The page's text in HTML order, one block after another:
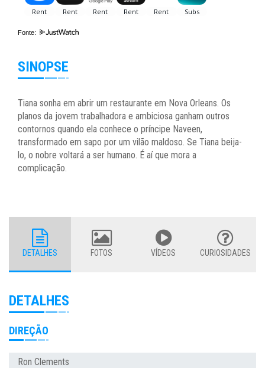
Fonte:
SINOPSE
Tiana sonha em abrir um restaurante em Nova Orleans. Os
planos da jovem trabalhadora e ambiciosa ganham outros
contornos quando ela conhece o príncipe Naveen,
transformado em sapo por um vilão maldoso. Se Tiana beija-
lo, o nobre voltará a ser humano. É aí que mora a
complicação.
DETALHES FOTOS VÍDEOS CURIOSIDADES
DETALHES
DIREÇÃO
Ron Clements